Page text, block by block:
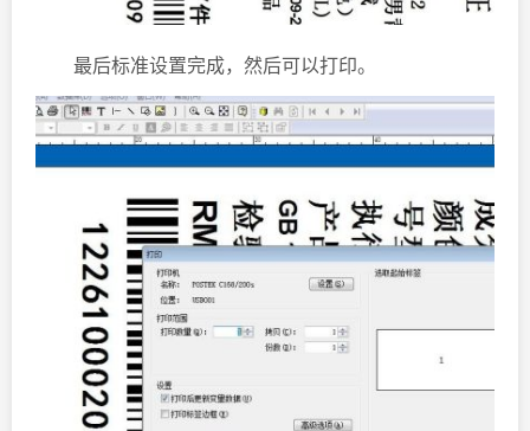
最后标准设置完成，然后可以打印。